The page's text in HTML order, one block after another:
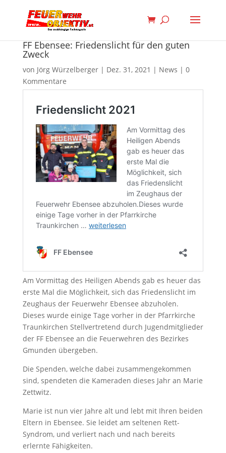
FF Ebensee: Friedenslicht für den guten
Zweck
von Jörg Würzelberger| Dez. 31, 2021 | News | 0
Kommentare
Am Vormittag des Heiligen Abends gab es heuer das
erste Mal die Möglichkeit, sich das Friedenslicht im
Zeughaus der Feuerwehr Ebensee abzuholen.
Dieses wurde einige Tage vorher in der Pfarrkirche
Traunkirchen Stellvertretend durch Jugendmitglieder
der FF Ebensee an die Feuerwehren des Bezirkes
Gmunden übergeben.
Die Spenden, welche dabei zusammengekommen
sind, spendeten die Kameraden dieses Jahr an Marie
Zettwitz.
Marie ist nun vier Jahre alt und lebt mit Ihren beiden
Eltern in Ebensee. Sie leidet am seltenen Rett-
Syndrom, und verliert nach und nach bereits
erlernte Fähigkeiten.